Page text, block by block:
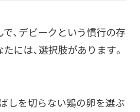
、デビークという慣行の存
には、選択肢があります。
しを切らない鶏の卵を選ぶ